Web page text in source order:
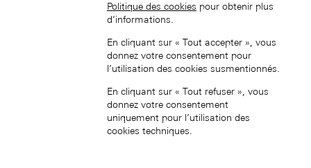
Macau SAR, China (EN)
中国澳门特别行政区 (ZH-HANS)
中國澳門特別行政區 (ZH-HANT)
Politique des cookies pour obtenir plus
d’informations.
En cliquant sur « Tout accepter », vous
donnez votre consentement pour
l’utilisation des cookies susmentionnés.
En cliquant sur « Tout refuser », vous
donnez votre consentement
uniquement pour l’utilisation des
cookies techniques.